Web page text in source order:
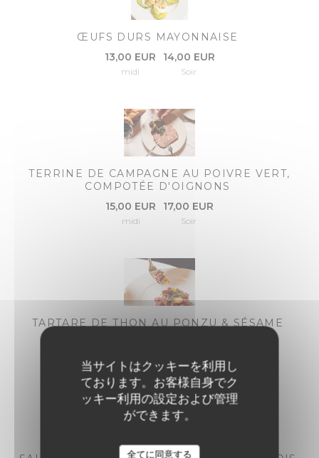
当サイトはクッキーを利用し
ております。お客様自身でク
ッキー利用の設定および管理
ができます。
全てに同意する
ŒUFS DURS MAYONNAISE
13,00 EUR
midi
14,00 EUR
Soir
TERRINE DE CAMPAGNE AU POIVRE VERT,
COMPOTÉE D'OIGNONS
15,00 EUR
midi
17,00 EUR
Soir
TARTARE DE THON AU PONZU & SÉSAME